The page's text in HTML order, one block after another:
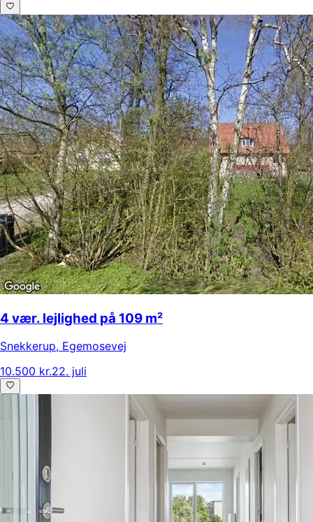
4 vær. lejlighed på 109 m²
Snekkerup, Egemosevej
10.500 kr.22. juli